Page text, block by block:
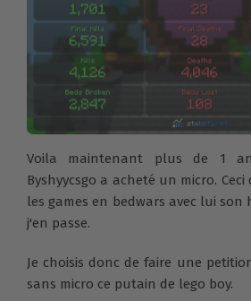
Voila maintenant plus de 1
Byshyycsgo a acheté un micro.
les games en bedwars avec lui
j'en passe.
Je choisis donc de faire une
sans micro ce putain de lego boy.